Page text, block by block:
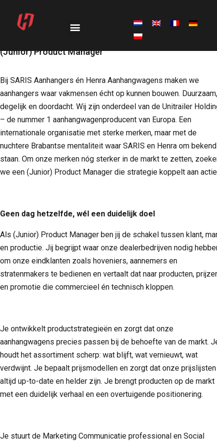
(Junior) Product Manager
Bij SARIS Aanhangers én Henra Aanhangwagens maken we
aanhangers waar vakmensen écht op kunnen bouwen. Duurzaam,
degelijk en doordacht. Wij zijn onderdeel van de Unitrailer
– de nummer 1 aanhangwagenproducent van Europa. Een
internationale organisatie met sterke merken, maar met de
nuchtere Brabantse mentaliteit waar SARIS en Henra om bekend
staan. Om onze merken nóg sterker in de markt te zetten,
we een (Junior) Product Manager die strategie koppelt aan
Geen dag hetzelfde, wél een duidelijk doel
Als (Junior) Product Manager ben jij de schakel tussen klant,
en productie. Jij begrijpt waar onze dealerbedrijven nodig
om onze eindklanten zoals hoveniers, aannemers en
stratenmakers te bedienen en vertaalt dat naar producten,
en promotie die commercieel én technisch kloppen.
Je ontwikkelt productstrategieën en zorgt dat onze
aanhangwagens precies passen bij de behoefte van de markt.
houdt het assortiment scherp: wat blijft, wat vernieuwt, wat
verdwijnt. Je bepaalt prijsmodellen en zorgt dat onze prijslijsten
altijd up-to-date en helder zijn. Je brengt producten op de markt
met een duidelijk verhaal en een overtuigende positionering.
Je stuurt de Marketing Communicatie professional en Social